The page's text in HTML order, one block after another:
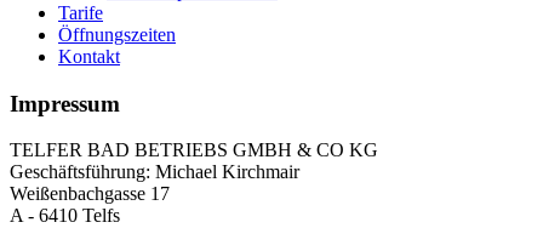
Tarife
Öffnungszeiten
Kontakt
Impressum
TELFER BAD BETRIEBS GMBH & CO KG
Geschäftsführung: Michael Kirchmair
Weißenbachgasse 17
A - 6410 Telfs